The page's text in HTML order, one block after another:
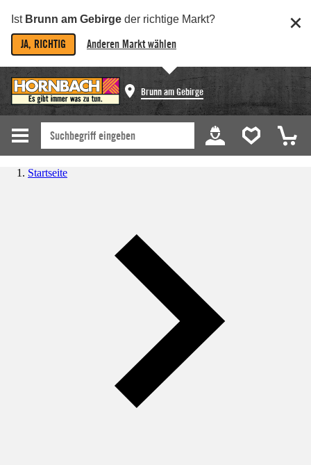
Ist Brunn am Gebirge der richtige Markt?
JA, RICHTIG Anderen Markt wählen
Brunn am Gebirge
Startseite